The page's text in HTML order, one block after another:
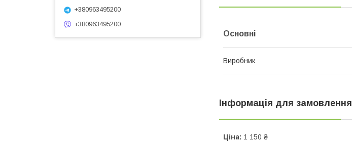
Основні
Виробник
Інформація для замовлення
Ціна: 1 150 ₴
+380963495200
+380963495200